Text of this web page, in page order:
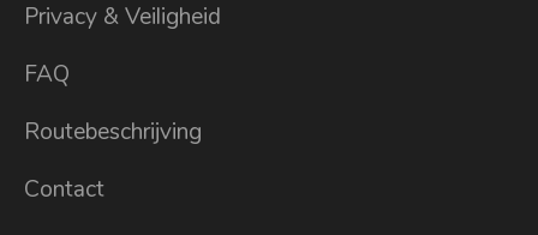
Privacy & Veiligheid
FAQ
Routebeschrijving
Contact